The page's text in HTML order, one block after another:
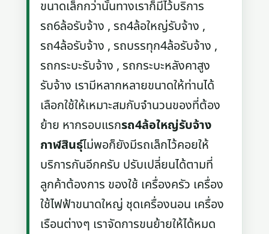
ขนาดเล็กกว่านั้นทางเราก็มีไว้บริการ
รถ6ล้อรับจ้าง , รถ4ล้อใหญ่รับจ้าง ,
รถ4ล้อรับจ้าง , รถบรรทุก4ล้อรับจ้าง ,
รถกระบะรับจ้าง , รถกระบะหลังคาสูง
รับจ้าง เรามีหลากหลายขนาดให้ท่านได้
เลือกใช้ให้เหมาะสมกับจำนวนของที่ต้อง
ย้าย หากรอบแรกรถ4ล้อใหญ่รับจ้าง
กาฬสินธุ์ไม่พอก็ยังมีรถเล็กไว้คอยให้
บริการกันอีกครับ ปรับเปลี่ยนได้ตามที่
ลูกค้าต้องการ ของใช้ เครื่องครัว เครื่อง
ใช้ไฟฟ้าขนาดใหญ่ ชุดเครื่องนอน เครื่อง
เรือนต่างๆ เราจัดการขนย้ายให้ได้หมด